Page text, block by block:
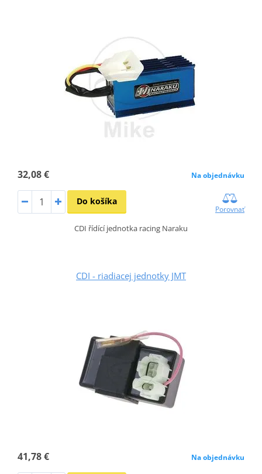
32,08 € Na objednávku
Do košíka
Porovnať
CDI řídící jednotka racing Naraku
CDI - riadiacej jednotky JMT
41,78 € Na objednávku